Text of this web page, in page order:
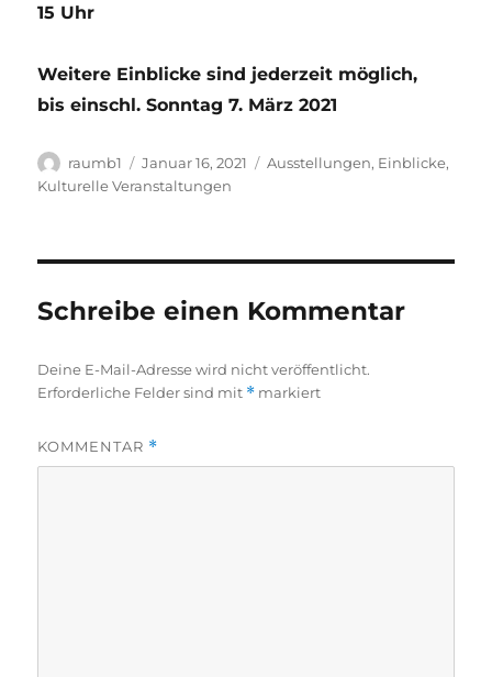
15 Uhr
Weitere Einblicke sind jederzeit möglich,
bis einschl. Sonntag 7. März 2021
Autor
raumb1
Veröffentlicht
am
Januar 16, 2021 Kategorien
Ausstellungen, Einblicke,
Kulturelle Veranstaltungen
Schreibe einen Kommentar
Deine E-Mail-Adresse wird nicht veröffentlicht.
Erforderliche Felder sind mit * markiert
KOMMENTAR *